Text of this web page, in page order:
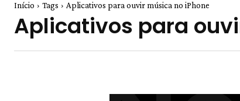
Início Tags Aplicativos para ouvir música no iPhone
Aplicativos para